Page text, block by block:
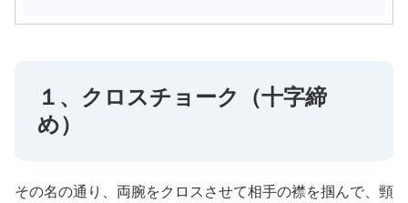
１、クロスチョーク（十字締
め）
その名の通り、両腕をクロスさせて相手の襟を掴んで、頸